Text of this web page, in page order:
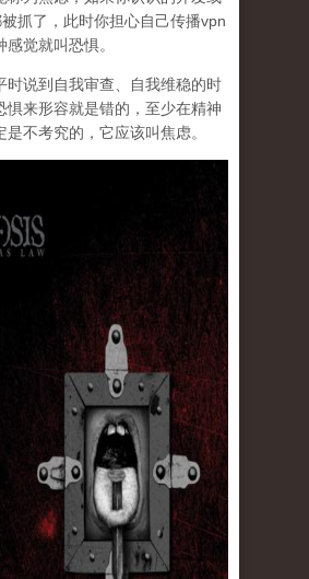
抓了，此时你担心自己传播vpn
觉就叫恐惧。
时说到自我审查、自我维稳的时
惧来形容就是错的，至少在精神
不考究的，它应该叫焦虑。